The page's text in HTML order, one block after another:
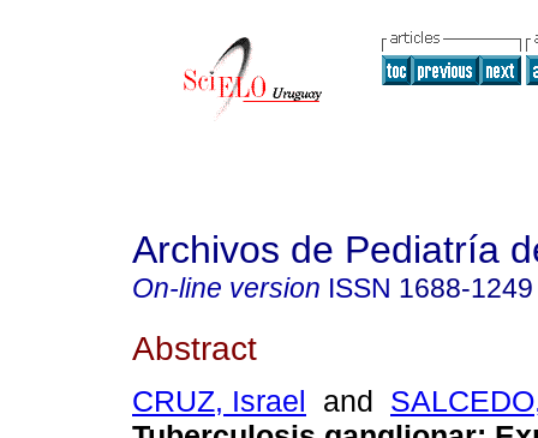
Archivos de Pediatría
On-line version ISSN 1688-1249
Abstract
CRUZ, Israel and